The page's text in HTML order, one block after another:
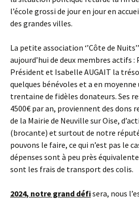
l’école grossi de jour en jour en
des grandes villes.
La petite association ‘’Côte de
aujourd’hui de deux membres actifs :
Président et Isabelle AUGAIT la
quelques bénévoles et a en
trentaine de fidèles donateurs. Ses
4500€ par an, proviennent des dons
de la Mairie de Neuville sur Oise,
(brocante) et surtout de notre
pouvons le faire, ce qui n’est pas le
dépenses sont à peu près
sont les frais de transport des colis.
2024, notre grand défisera, nous